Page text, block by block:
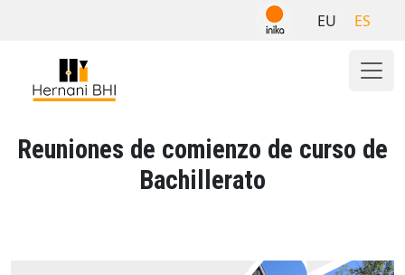
EU ES
Reuniones de comienzo de curso de
Bachillerato